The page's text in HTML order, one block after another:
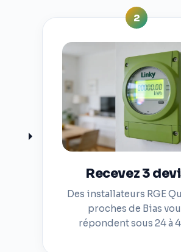
2
Recevez 3
Des installateurs RGE
proches de Bias
répondent sous 24 à